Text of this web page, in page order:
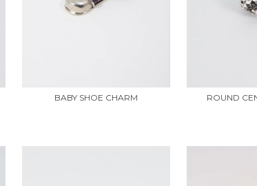
BABY SHOE CHARM ROUND